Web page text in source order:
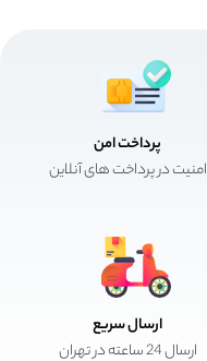
پرداخت امن
امنیت در پرداخت های آنلاین
ارسال سریع
ارسال 24 ساعته در تهران